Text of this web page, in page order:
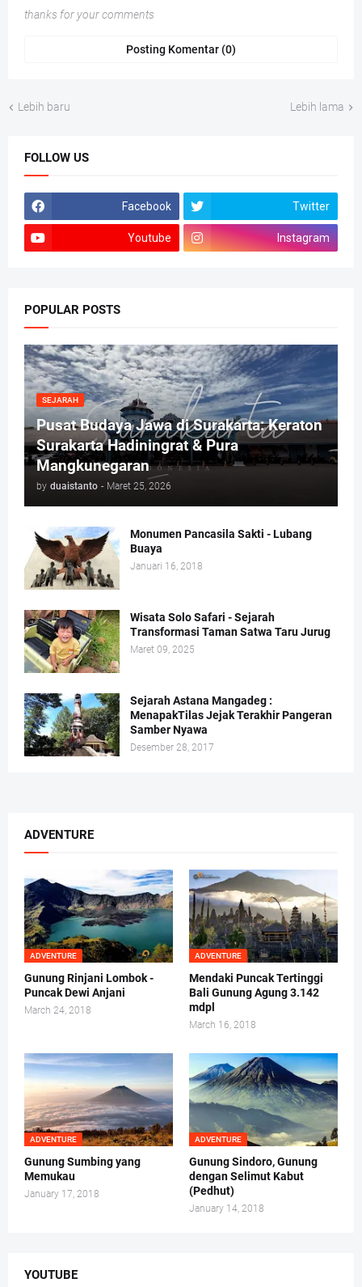
thanks for your comments
Posting Komentar (0)
Lebih baru Lebih lama
FOLLOW US
Facebook Twitter
Youtube Instagram
POPULAR POSTS
SEJARAH
Pusat Budaya Jawa di Surakarta: Keraton
Surakarta Hadiningrat & Pura
Mangkunegaran
by duaistanto - Maret 25, 2026
Monumen Pancasila Sakti - Lubang
Buaya
Januari 16, 2018
Wisata Solo Safari - Sejarah
Transformasi Taman Satwa Taru Jurug
Maret 09, 2025
Sejarah Astana Mangadeg :
MenapakTilas Jejak Terakhir Pangeran
Samber Nyawa
Desember 28, 2017
ADVENTURE
ADVENTURE
Gunung Rinjani Lombok -
Puncak Dewi Anjani
March 24, 2018
ADVENTURE
Mendaki Puncak Tertinggi
Bali Gunung Agung 3.142
mdpl
March 16, 2018
ADVENTURE
Gunung Sumbing yang
Memukau
January 17, 2018
ADVENTURE
Gunung Sindoro, Gunung
dengan Selimut Kabut
(Pedhut)
January 14, 2018
YOUTUBE